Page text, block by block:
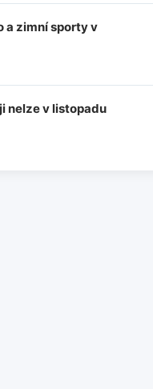
a zimní sporty v
nelze v listopadu